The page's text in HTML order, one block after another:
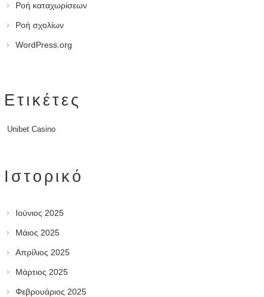
Ροή καταχωρίσεων
Ροή σχολίων
WordPress.org
Ετικέτες
Unibet Casino
Ιστορικό
Ιούνιος 2025
Μάιος 2025
Απρίλιος 2025
Μάρτιος 2025
Φεβρουάριος 2025